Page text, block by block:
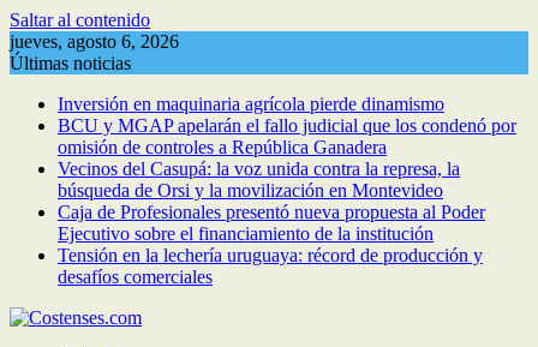
Saltar al contenido
jueves, agosto 6, 2026
Últimas noticias
Inversión en maquinaria agrícola pierde dinamismo
BCU y MGAP apelarán el fallo judicial que los condenó por
omisión de controles a República Ganadera
Vecinos del Casupá: la voz unida contra la represa, la
búsqueda de Orsi y la movilización en Montevideo
Caja de Profesionales presentó nueva propuesta al Poder
Ejecutivo sobre el financiamiento de la institución
Tensión en la lechería uruguaya: récord de producción y
desafíos comerciales